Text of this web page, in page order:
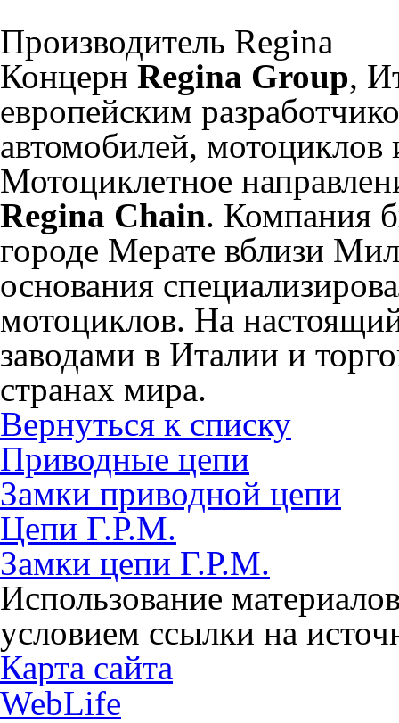
Производитель Regina
Концерн Regina Group,
европейским
автомобилей,
Мотоциклетное
Regina Chain. Компания
городе Мерате вблизи
основания
мотоциклов. На
заводами в Италии и
странах мира.
Вернуться к списку
Приводные цепи
Замки приводной цепи
Цепи Г.Р.М.
Замки цепи Г.Р.М.
Использование
условием ссылки на
Карта сайта
WebLife